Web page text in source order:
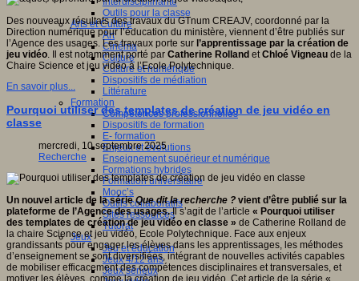
Outils pour la classe
Arts et Culture
Art
Cinéma
Culture
Culture et numérique
Dispositifs de médiation
Littérature
Formation
Compétences professionnelles
Dispositifs de formation
E- formation
Enjeux et évolutions
Enseignement supérieur et numérique
Formations hybrides
Formation universitaire
Mooc’s
Outils collaboratifs
Sites ressources
Tutorat
Jeux
Jeu et éducation
Jeux 4/12 ans
Jeux sérieux
Des nouveaux résultats des travaux du GTnum CREAJV, coordonné par la
Direction numérique pour l’éducation du ministère, viennent d’être publiés sur
l’Agence des usages. Les travaux porte sur l’apprentissage par la création de
jeu vidéo. Il est notamment porté par Catherine Rolland etChloé Vigneau de la
Chaire Science et jeu vidéo à l’Ecole Polytechnique.
En savoir plus...
Pourquoi utiliser des templates de création de jeu vidéo en
classe
mercredi, 10 septembre 2025
Recherche
Un nouvel article de la sérieQue dit la recherche ? vient d’être publié sur la
plateforme de l’Agence des usages.Il s’agit de l’article « Pourquoi utiliser
des templates de création de jeu vidéo en classe » de Catherine Rolland de
la chaire Science et jeu vidéo, Ecole Polytechnique. Face aux enjeux
grandissants pour engager les élèves dans les apprentissages, les méthodes
d’enseignement se sont diversifiées, intégrant de nouvelles activités capables
de mobiliser efficacement des compétences disciplinaires et transversales, et